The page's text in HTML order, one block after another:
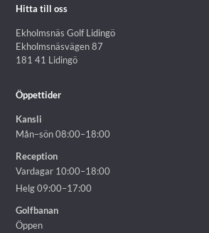
Hitta till oss
Ekholmsnäs Golf Lidingö
Ekholmsnäsvägen 87
181 41 Lidingö
Öppettider
Kansli
Mån–sön 08:00–18:00
Reception
Vardagar 10:00–18:00
Helg 09:00–17:00
Golfbanan
Öppen